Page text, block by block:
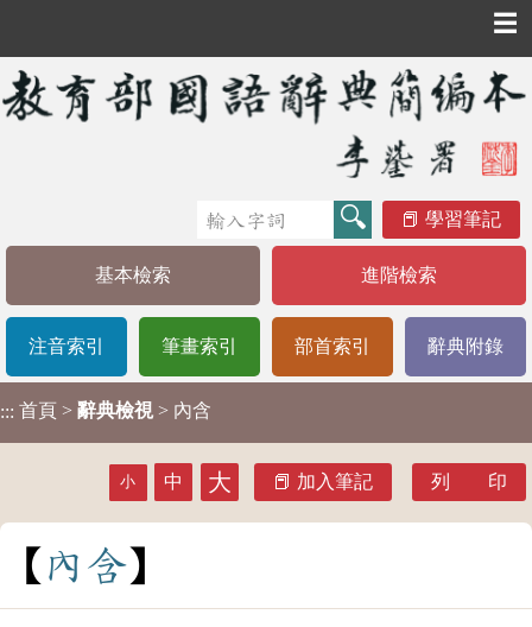
☰
學習筆記
基本檢索 進階檢索
注音索引 筆畫索引 部首索引 辭典附錄
::: 首頁 > 辭典檢視 > 內含
小 中 大 加入筆記 列 印
內 含